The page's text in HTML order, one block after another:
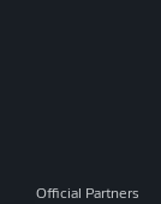
Official Partners